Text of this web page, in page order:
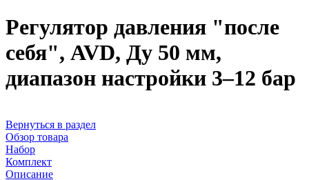
Регулятор давления "после
себя", AVD, Ду 50 мм,
диапазон настройки 3–12 бар
Вернуться в раздел
Обзор товара
Набор
Комплект
Описание